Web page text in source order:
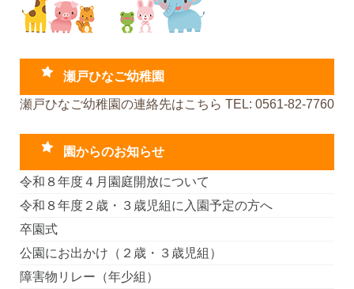
瀬戸ひなご幼稚園
瀬戸ひなご幼稚園の連絡先はこちら TEL: 0561-82-7760
園からのお知らせ
令和８年度４月園庭開放について
令和８年度２歳・３歳児組に入園予定の方へ
卒園式
公園にお出かけ（２歳・３歳児組）
障害物リレー（年少組）